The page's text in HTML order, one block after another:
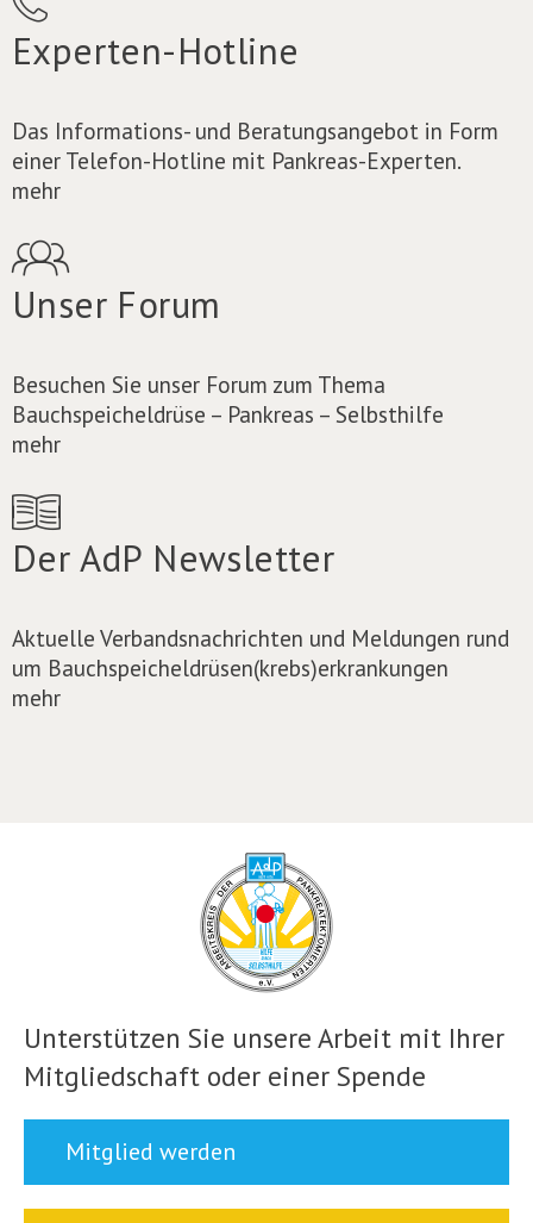
Experten-Hotline
Das Informations- und Beratungsangebot in Form
einer Telefon-Hotline mit Pankreas-Experten.
mehr
Unser Forum
Besuchen Sie unser Forum zum Thema
Bauchspeicheldrüse – Pankreas – Selbsthilfe
mehr
Der AdP Newsletter
Aktuelle Verbandsnachrichten und Meldungen rund
um Bauchspeicheldrüsen(krebs)erkrankungen
mehr
Unterstützen Sie unsere Arbeit mit Ihrer
Mitgliedschaft oder einer Spende
Mitglied werden